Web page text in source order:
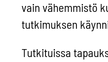
vain vähemmistö
tutkimuksen
Tutkituissa